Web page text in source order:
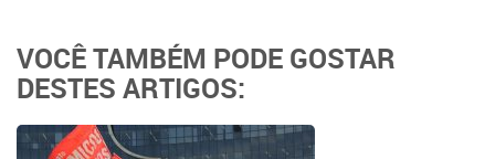
VOCÊ TAMBÉM PODE GOSTAR
DESTES ARTIGOS: